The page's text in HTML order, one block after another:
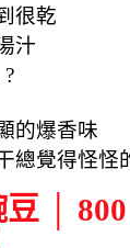
很乾
汁
的爆香味
總覺得怪怪
│